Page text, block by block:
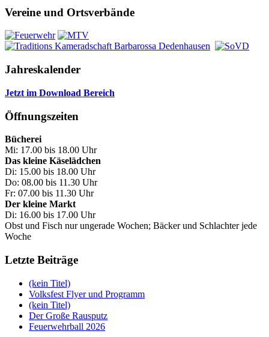
Vereine und Ortsverbände
Jahreskalender
Jetzt im Download Bereich
Öffnungszeiten
Bücherei
Mi: 17.00 bis 18.00 Uhr
Das kleine Käselädchen
Di: 15.00 bis 18.00 Uhr
Do: 08.00 bis 11.30 Uhr
Fr: 07.00 bis 11.30 Uhr
Der kleine Markt
Di: 16.00 bis 17.00 Uhr
Obst und Fisch nur ungerade Wochen; Bäcker und Schlachter jede
Woche
Letzte Beiträge
(kein Titel)
Volksfest Flyer und Programm
(kein Titel)
Der Große Rausputz
Feuerwehrball 2026